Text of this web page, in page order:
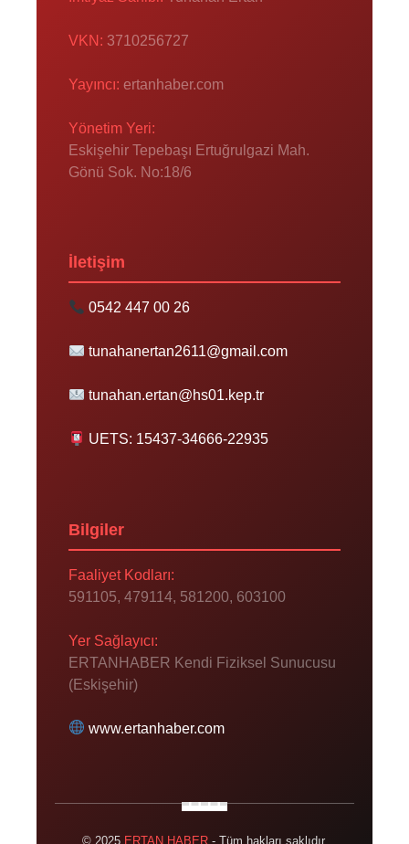
VKN: 3710256727
Yayıncı: ertanhaber.com
Yönetim Yeri:
Eskişehir Tepebaşı Ertuğrulgazi Mah.
Gönü Sok. No:18/6
İletişim
0542 447 00 26
tunahanertan2611@gmail.com
tunahan.ertan@hs01.kep.tr
UETS: 15437-34666-22935
Bilgiler
Faaliyet Kodları:
591105, 479114, 581200, 603100
Yer Sağlayıcı:
ERTANHABER Kendi Fiziksel Sunucusu
(Eskişehir)
www.ertanhaber.com
© 2025 ERTAN HABER- Tüm hakları saklıdır.